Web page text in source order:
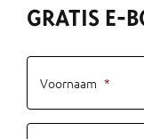
GRATIS E-
Voornaam *